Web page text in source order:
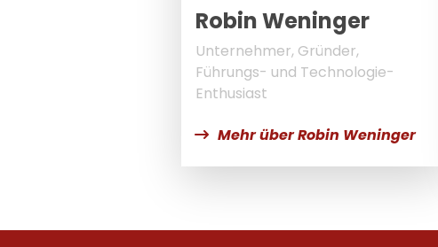
Robin Weninger
Unternehmer, Gründer,
Führungs- und Technologie-
Enthusiast
Mehr über Robin Weninger